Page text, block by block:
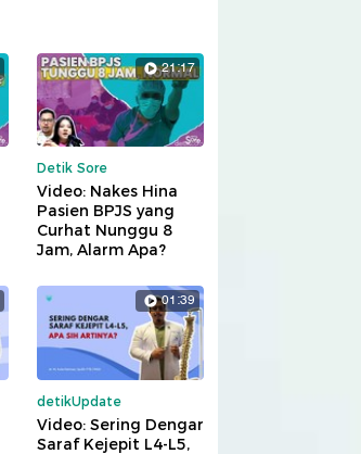
21:17
Detik Sore
Video: Nakes Hina
Pasien BPJS yang
Curhat Nunggu 8
Jam, Alarm Apa?
01:39
detikUpdate
Video: Sering Dengar
Saraf Kejepit L4-L5,